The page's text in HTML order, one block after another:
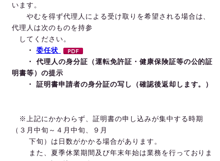
います。
やむを得ず代理人による受け取りを希望される場合は、
代理人は次のものを持参
してください。
・ 委任状
・ 代理人の身分証（運転免許証・健康保険証等の公的証
明書等）の提示
・ 証明書申請者の身分証の写し（確認後返却します。）
※上記にかかわらず、証明書の申し込みが集中する時期
（３月中旬～４月中旬、９月
下旬）は日数がかかる場合があります。
また、夏季休業期間及び年末年始は業務を行っておりま